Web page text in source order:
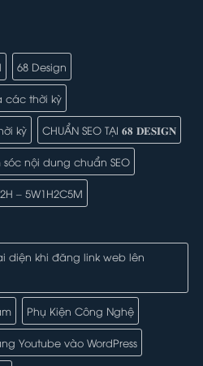
68 Design
các thời kỳ
kỳ CHUẨN SEO TẠI 𝟔𝟖 𝐃𝐄𝐒𝐈𝐆𝐍
nội dung chuẩn SEO
– 5W1H2C5M
diện khi đăng link web lên
Phụ Kiện Công Nghệ
Youtube vào WordPress